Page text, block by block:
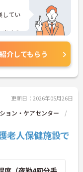
してい
ますの
紹介してもらう
更新日：2026年05月26日
ョン・ケアセンター
老人保健施設で